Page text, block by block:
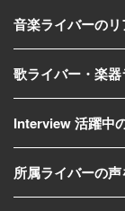
音楽ライバーの
歌ライバー・楽
Interview 活躍中
所属ライバーの